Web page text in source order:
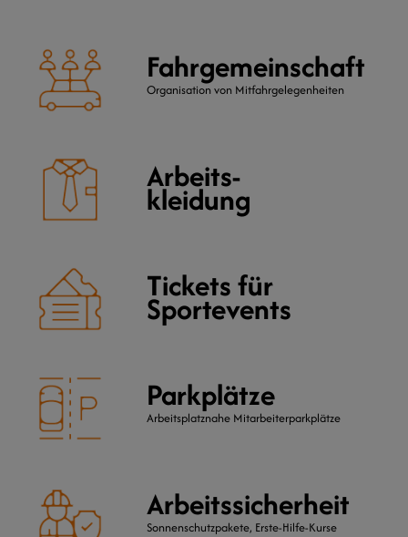
Fahrgemeinschaft
Organisation von Mitfahrgelegenheiten
Arbeits-
kleidung
Tickets für
Sportevents
Parkplätze
Arbeitsplatznahe Mitarbeiterparkplätze
Arbeitssicherheit
Sonnenschutzpakete, Erste-Hilfe-Kurse